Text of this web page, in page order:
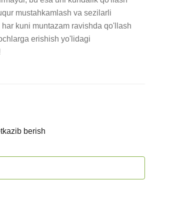
mustahkamlash va sezilarli
kuni muntazam ravishda qo'llash
erishish yo'lidagi
berish